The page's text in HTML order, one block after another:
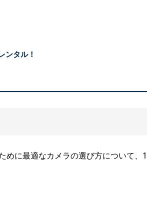
ンタル！
に最適なカメラの選び方について、1